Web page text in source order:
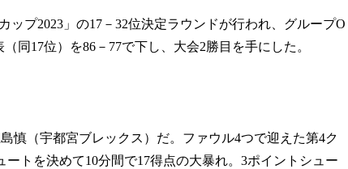
プ2023」の17－32位決定ラウンドが行われ、グループO
同17位）を86－77で下し、大会2勝目を手にした。
慎（宇都宮ブレックス）だ。ファウル4つで迎えた第4ク
トを決めて10分間で17得点の大暴れ。3ポイントシュー